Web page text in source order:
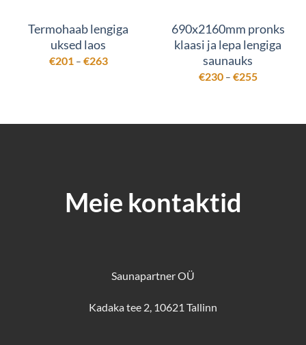
Termohaab lengiga
uksed laos
€201 – €263Hinnavahemik:
€201
690x2160mm pronks
klaasi ja lepa lengiga
saunauks
€230 – €255
€230
Meie kontaktid
Saunapartner OÜ
Kadaka tee 2, 10621 Tallinn